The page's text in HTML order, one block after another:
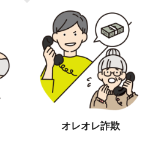
オレオレ詐欺